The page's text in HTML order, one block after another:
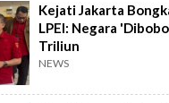
Kejati Jakarta
LPEI: Negara
Triliun
NEWS